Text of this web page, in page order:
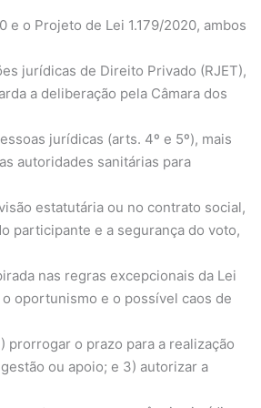
o Projeto de Lei 1.179/2020, ambos
jurídicas de Direito Privado (RJET),
a deliberação pela Câmara dos
jurídicas (arts. 4º e 5º), mais
autoridades sanitárias para
estatutária ou no contrato social,
participante e a segurança do voto,
nas regras excepcionais da Lei
oportunismo e o possível caos de
prorrogar o prazo para a realização
ou apoio; e 3) autorizar a